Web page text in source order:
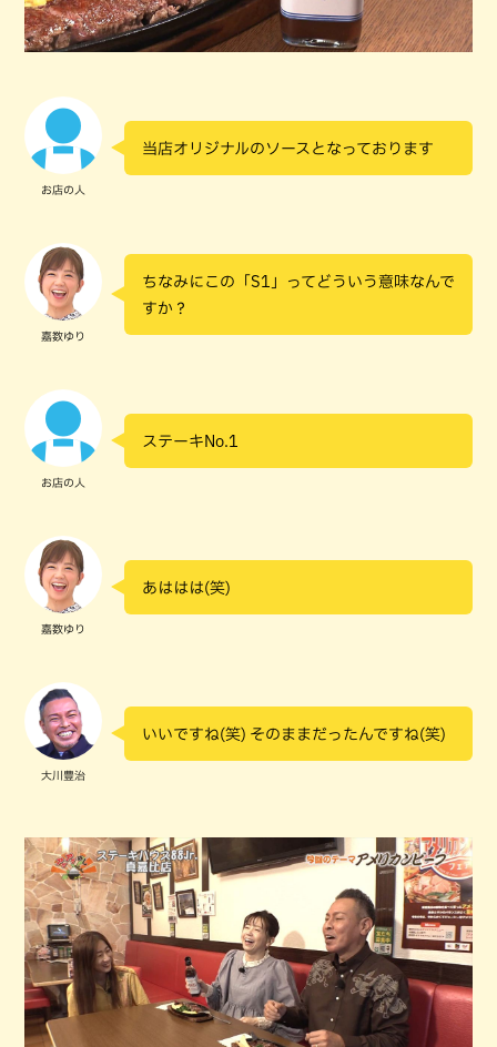
お店の人
当店オリジナルのソースとなっております
嘉数ゆり
ちなみにこの「S1」ってどういう意味なんで
すか？
お店の人
ステーキNo.1
嘉数ゆり
あははは(笑)
大川豊治
いいですね(笑) そのままだったんですね(笑)